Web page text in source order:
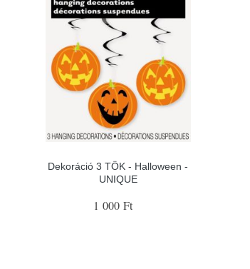
Dekoráció 3 TÖK - Halloween -
UNIQUE
1 000 Ft